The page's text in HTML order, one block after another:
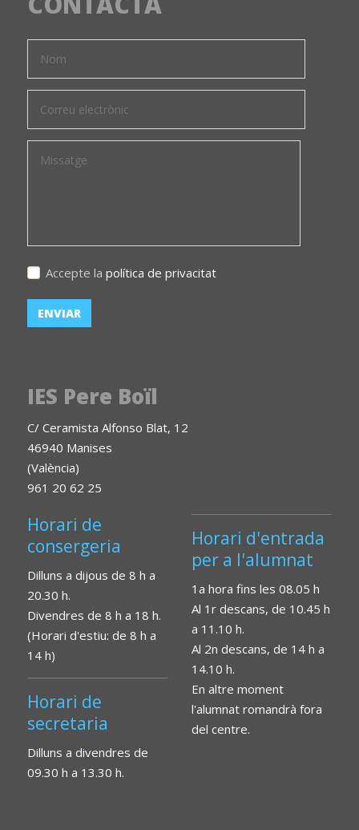
Accepte la política de privacitat
IES Pere Boïl
C/ Ceramista Alfonso Blat, 12
46940 Manises
(València)
961 20 62 25
Horari de
consergeria
Dilluns a dijous de 8 h a
20.30 h.
Divendres de 8 h a 18 h.
(Horari d'estiu: de 8 h a
14 h)
Horari de
secretaria
Dilluns a divendres de
09.30 h a 13.30 h.
Horari d'entrada
per a l'alumnat
1a hora fins les 08.05 h
Al 1r descans, de 10.45 h
a 11.10 h.
Al 2n descans, de 14 h a
14.10 h.
En altre moment
l'alumnat romandrà fora
del centre.